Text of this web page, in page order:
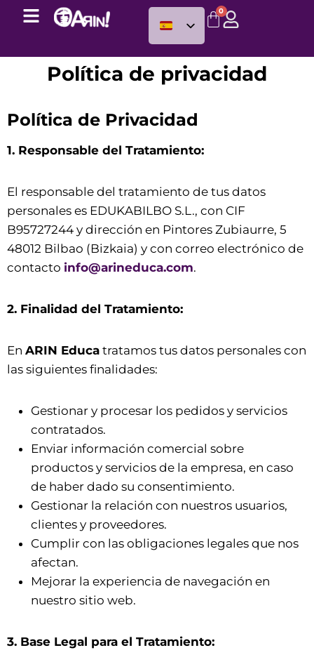
0
Política de privacidad
Política de Privacidad
1. Responsable del Tratamiento:
El responsable del tratamiento de tus datos
personales es EDUKABILBO S.L., con CIF
B95727244 y dirección en Pintores Zubiaurre, 5
48012 Bilbao (Bizkaia) y con correo electrónico de
contacto info@arineduca.com.
2. Finalidad del Tratamiento:
En ARIN Educa tratamos tus datos personales con
las siguientes finalidades:
Gestionar y procesar los pedidos y servicios
contratados.
Enviar información comercial sobre
productos y servicios de la empresa, en caso
de haber dado su consentimiento.
Gestionar la relación con nuestros usuarios,
clientes y proveedores.
Cumplir con las obligaciones legales que nos
afectan.
Mejorar la experiencia de navegación en
nuestro sitio web.
3. Base Legal para el Tratamiento: